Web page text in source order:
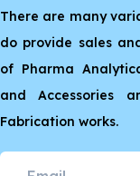
There are many
do provide sales
of Pharma
and Accessories
Fabrication works.